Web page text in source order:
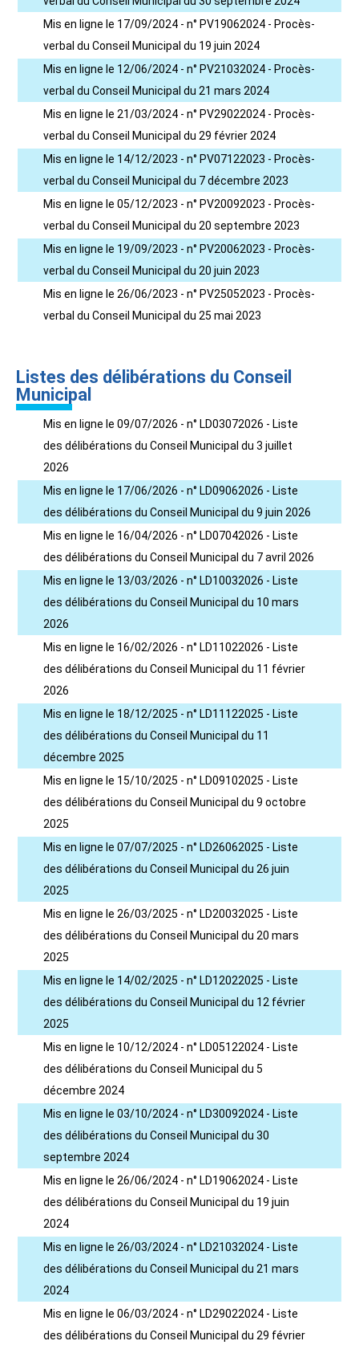
Mis en ligne le 17/09/2024 - n° PV19062024 - Procès-
verbal du Conseil Municipal du 19 juin 2024
Mis en ligne le 12/06/2024 - n° PV21032024 - Procès-
verbal du Conseil Municipal du 21 mars 2024
Mis en ligne le 21/03/2024 - n° PV29022024 - Procès-
verbal du Conseil Municipal du 29 février 2024
Mis en ligne le 14/12/2023 - n° PV07122023 - Procès-
verbal du Conseil Municipal du 7 décembre 2023
Mis en ligne le 05/12/2023 - n° PV20092023 - Procès-
verbal du Conseil Municipal du 20 septembre 2023
Mis en ligne le 19/09/2023 - n° PV20062023 - Procès-
verbal du Conseil Municipal du 20 juin 2023
Mis en ligne le 26/06/2023 - n° PV25052023 - Procès-
verbal du Conseil Municipal du 25 mai 2023
Listes des délibérations du Conseil
Municipal
Mis en ligne le 09/07/2026 - n° LD03072026 - Liste
des délibérations du Conseil Municipal du 3 juillet
2026
Mis en ligne le 17/06/2026 - n° LD09062026 - Liste
des délibérations du Conseil Municipal du 9 juin 2026
Mis en ligne le 16/04/2026 - n° LD07042026 - Liste
des délibérations du Conseil Municipal du 7 avril 2026
Mis en ligne le 13/03/2026 - n° LD10032026 - Liste
des délibérations du Conseil Municipal du 10 mars
2026
Mis en ligne le 16/02/2026 - n° LD11022026 - Liste
des délibérations du Conseil Municipal du 11 février
2026
Mis en ligne le 18/12/2025 - n° LD11122025 - Liste
des délibérations du Conseil Municipal du 11
décembre 2025
Mis en ligne le 15/10/2025 - n° LD09102025 - Liste
des délibérations du Conseil Municipal du 9 octobre
2025
Mis en ligne le 07/07/2025 - n° LD26062025 - Liste
des délibérations du Conseil Municipal du 26 juin
2025
Mis en ligne le 26/03/2025 - n° LD20032025 - Liste
des délibérations du Conseil Municipal du 20 mars
2025
Mis en ligne le 14/02/2025 - n° LD12022025 - Liste
des délibérations du Conseil Municipal du 12 février
2025
Mis en ligne le 10/12/2024 - n° LD05122024 - Liste
des délibérations du Conseil Municipal du 5
décembre 2024
Mis en ligne le 03/10/2024 - n° LD30092024 - Liste
des délibérations du Conseil Municipal du 30
septembre 2024
Mis en ligne le 26/06/2024 - n° LD19062024 - Liste
des délibérations du Conseil Municipal du 19 juin
2024
Mis en ligne le 26/03/2024 - n° LD21032024 - Liste
des délibérations du Conseil Municipal du 21 mars
2024
Mis en ligne le 06/03/2024 - n° LD29022024 - Liste
des délibérations du Conseil Municipal du 29 février